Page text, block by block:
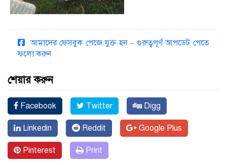
আমাদের ফেসবুক পেজে যুক্ত হন – গুরুত্বপূর্ণ আপডেট পেতে
ফলো করুন
শেয়ার করুন
Facebook Twitter Digg
Linkedin Reddit Google Plus
Pinterest Print